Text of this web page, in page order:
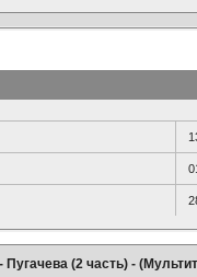
Пугачева (2 часть) -